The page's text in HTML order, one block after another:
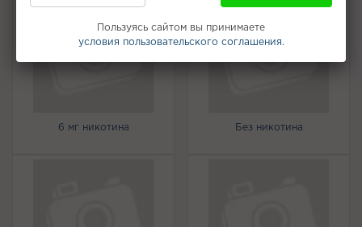
6 мг никотина Без никотина
Пользуясь сайтом вы принимаете
условия пользовательского соглашения.